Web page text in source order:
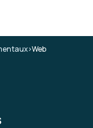
>Web